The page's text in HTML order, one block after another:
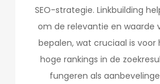
SEO-strategie. Linkbuilding
om de relevantie en waarde
bepalen, wat cruciaal is voor
hoge rankings in de
fungeren als